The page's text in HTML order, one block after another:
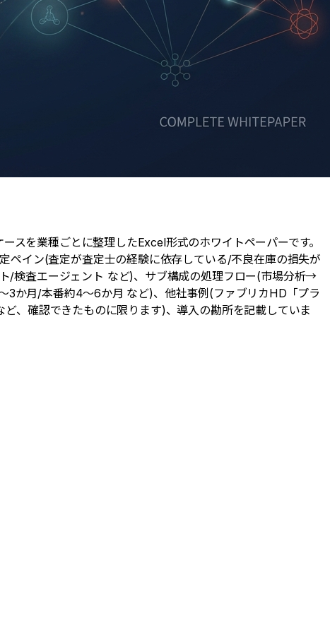
を業種ごとに整理したExcel形式のホワイトペーパーです。
ペイン(査定が査定士の経験に依存している/不良在庫の損失が
/検査エージェント など)、サブ構成の処理フロー(市場分析→
か月/本番約4〜6か月 など)、他社事例(ファブリカHD「プラ
、確認できたものに限ります)、導入の勘所を記載していま